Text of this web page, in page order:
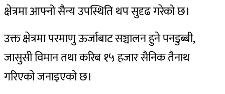
क्षेत्रमा आफ्नो सैन्य उपस्थिति थप सुदृढ गरेको छ।
उक्त क्षेत्रमा परमाणु ऊर्जाबाट सञ्चालन हुने पनडुब्बी,
जासुसी विमान तथा करिब १५ हजार सैनिक तैनाथ
गरिएको जनाइएको छ।